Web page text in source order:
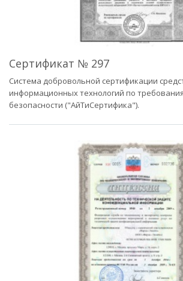
Сертификат № 297
Система добровольной сертификации
информационных технологий по
безопасности ("АйТиСертифика").